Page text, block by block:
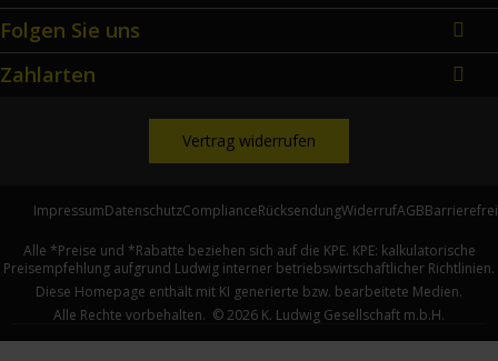
Folgen Sie uns
Zahlarten
Vertrag widerrufen
ImpressumDatenschutzComplianceRücksendungWiderrufAGB
Alle *Preise und *Rabatte beziehen sich auf die KPE. KPE: kalkulatorische
Preisempfehlung aufgrund Ludwig interner betriebswirtschaftlicher Richtlinien.
Diese Homepage enthält mit KI generierte bzw. bearbeitete Medien.
Alle Rechte vorbehalten. ©2026 K. Ludwig Gesellschaft m.b.H.